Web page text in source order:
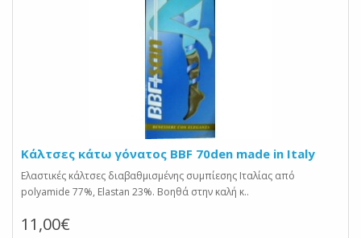
Κάλτσες κάτω γόνατος BBF 70den made in Italy
Ελαστικές κάλτσες διαβαθμισμένης συμπίεσης Ιταλίας από
polyamide 77%, Elastan 23%. Βοηθά στην καλή κ..
11,00€